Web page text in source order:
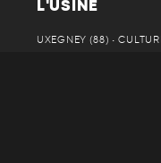
L'USINE
UXEGNEY (88) •